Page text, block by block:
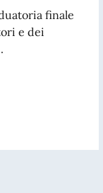
finale
e dei
DAL GOVERNO